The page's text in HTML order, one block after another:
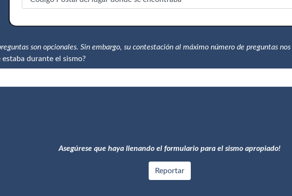
son opcionales. Sin embargo, su contestación al máximo número de preguntas
estaba durante el sismo?
Asegúrese que haya llenando el formulario para el sismo apropiado!